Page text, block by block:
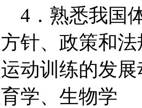
熟悉我国体
方针、政策和
运动训练的发
育学、生物学